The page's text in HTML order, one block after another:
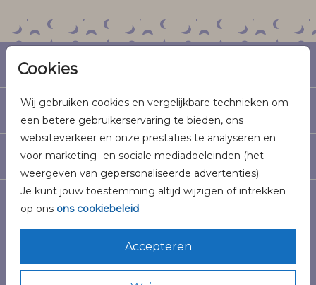
Cookies
Wij gebruiken cookies en vergelijkbare technieken om
een betere gebruikerservaring te bieden, ons
websiteverkeer en onze prestaties te analyseren en
voor marketing- en sociale mediadoeleinden (het
weergeven van gepersonaliseerde advertenties).
Je kunt jouw toestemming altijd wijzigen of intrekken
op ons ons cookiebeleid.
Accepteren
Geboorte
Trouwen
Informatie
Veilig winkelen en betalen